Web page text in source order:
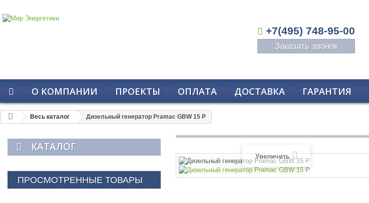
+7(495) 748-95-00
Заказать звонок
О КОМПАНИИ ПРОЕКТЫ ОПЛАТА ДОСТАВКА ГАРАНТИЯ
Весь каталог Дизельный генератор Pramac GBW 15 P
КАТАЛОГ
ПРОСМОТРЕННЫЕ ТОВАРЫ
Увеличить